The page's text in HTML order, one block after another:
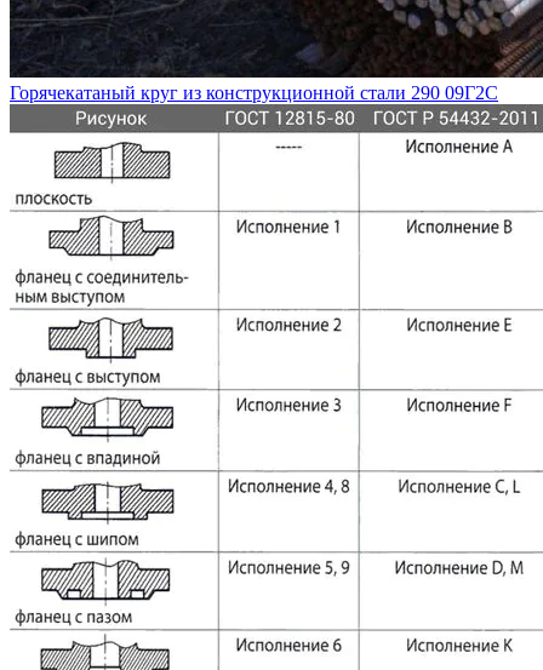
Горячекатаный круг из конструкционной стали 290 09Г2С